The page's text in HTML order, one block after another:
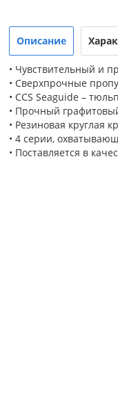
Описание
• Чувствительный и
• Сверхпрочные
• CCS Seaguide –
• Прочный
• Резиновая круглая
• 4 серии,
• Поставляется в